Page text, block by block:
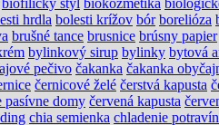
biofilický štýl biokozmetika
hrdla bolesti krížov bór borelióza
brušné tance brusnice brúsny papier
bylinkový sirup bylinky bytová
pečivo čakanka čakanka
černicové želé čerstvá kapusta
pasívne domy červená kapusta
chia semienka chladenie potravín